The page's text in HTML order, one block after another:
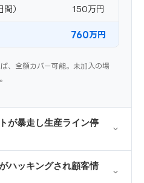
） 150万円
760万円
、全額カバー可能。未加入の場
が暴走し生産ライン停
ハッキングされ顧客情